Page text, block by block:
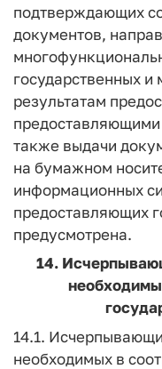
подтверждающих
документов,
государственных
результатам
предоставляющими
также выдачи
на бумажном
информационных
предоставляющих
предусмотрена.
14.
14.1.
необходимых в